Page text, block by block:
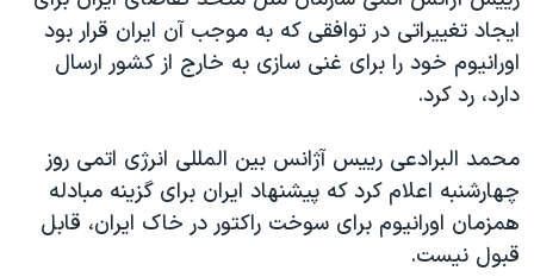
حقوق شهروندی
اقتصادی
علم و فناوری
گالری عکس
آرشیو پخش زنده
انتخابات ریاست جمهوری آمریکا ۲۰۲۴
حمله جمهوری اسلامی به اسرائیل
رمز مهسا
اعتراضات زن، زندگی، آزادی
مجموعه مستندهای دادخواهی
تریبونال مردمی آبان ۹۸
ايجاد تغييراتی در توافقی که به موجب آن ايران قرار بود
اورانيوم خود را برای غنی سازی به خارج از کشور ارسال
دارد، رد کرد.
محمد البرادعی رييس آژانس بين المللی انرژی اتمی روز
چهارشنبه اعلام کرد که پيشنهاد ايران برای گزينه مبادله
همزمان اورانيوم برای سوخت راکتور در خاک ايران، قابل
قبول نيست.